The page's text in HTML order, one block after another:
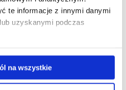
te informacje z innymi danymi
uzyskanymi podczas
na wszystkie